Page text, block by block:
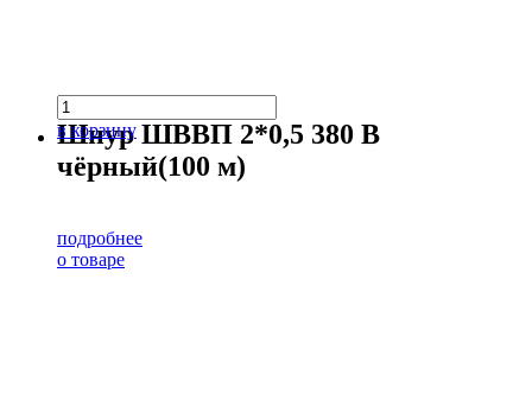
в корзину
Шнур ШВВП 2*0,5 380 В
чёрный(100 м)
подробнее
о товаре